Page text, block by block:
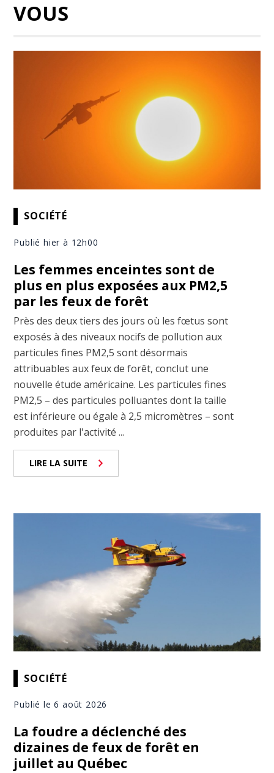
VOUS
SOCIÉTÉ
Publié hier à 12h00
Les femmes enceintes sont de
plus en plus exposées aux PM2,5
par les feux de forêt
Près des deux tiers des jours où les fœtus sont
exposés à des niveaux nocifs de pollution aux
particules fines PM2,5 sont désormais
attribuables aux feux de forêt, conclut une
nouvelle étude américaine. Les particules fines
PM2,5 – des particules polluantes dont la taille
est inférieure ou égale à 2,5 micromètres – sont
produites par l'activité ...
LIRE LA SUITE
SOCIÉTÉ
Publié le 6 août 2026
La foudre a déclenché des
dizaines de feux de forêt en
juillet au Québec